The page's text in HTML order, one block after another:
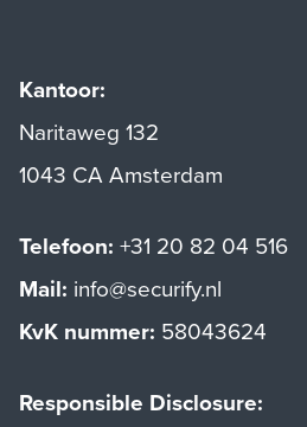
Kantoor:
Naritaweg 132
1043 CA Amsterdam
Telefoon: +31 20 82 04 516
Mail: info@securify.nl
KvK nummer: 58043624
Responsible Disclosure: